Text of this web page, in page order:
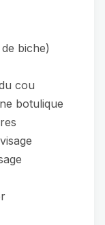
biche)
cou
botulique